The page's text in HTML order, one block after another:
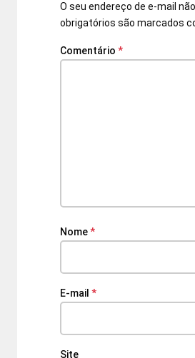
O seu endereço de e-mail
obrigatórios são marcados
Comentário *
Nome*
E-mail *
Site